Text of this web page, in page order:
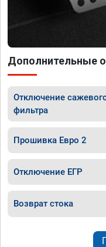
Дополнительные
Отключение
фильтра
Прошивка Евро 2
Отключение ЕГР
Возврат стока